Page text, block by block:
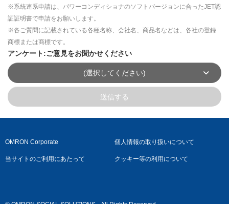
※系統連系申請は、パワーコンディショナのソフトバージョンに合ったJET認
証証明書で申請をお願いします。
※各ご質問に記載されている各種名称、会社名、商品名などは、各社の登録
商標または商標です。
アンケート:ご意見をお聞かせください
(選択してください)
送信する
OMRON Corporate 個人情報の取り扱いについて
当サイトのご利用にあたって クッキー等の利用について